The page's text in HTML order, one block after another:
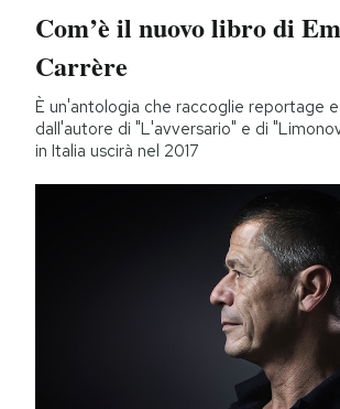
Com’è il nuovo libro di
Carrère
È un'antologia che raccoglie reportage
dall'autore di "L'avversario" e di
in Italia uscirà nel 2017